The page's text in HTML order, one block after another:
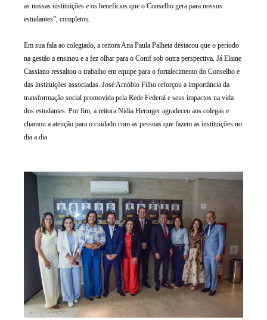
as nossas instituições e os benefícios que o Conselho gera para nossos
estudantes”, completou.
Em sua fala ao colegiado, a reitora Ana Paula Palheta destacou que o período
na gestão a ensinou e a fez olhar para o Conif sob outra perspectiva. Já Elaine
Cassiano ressaltou o trabalho em equipe para o fortalecimento do Conselho e
das instituições associadas. José Arnóbio Filho reforçou a importância da
transformação social promovida pela Rede Federal e seus impactos na vida
dos estudantes. Por fim, a reitora Nídia Heringer agradeceu aos colegas e
chamou a atenção para o cuidado com as pessoas que fazem as instituições no
dia a dia.